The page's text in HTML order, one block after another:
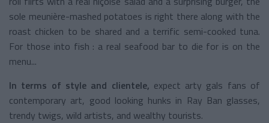
sole meunière-mashed potatoes is right there along with the
roast chicken to be shared and a terrific semi-cooked tuna.
For those into fish : a real seafood bar to die for is on the
menu...
In terms of style and clientele, expect arty gals fans of
contemporary art, good looking hunks in Ray Ban glasses,
trendy twigs, wild artists, and wealthy tourists.